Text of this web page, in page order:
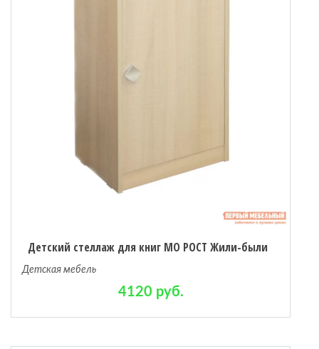
Детский стеллаж для книг МО РОСТ Жили-были
Детская мебель
4120 руб.